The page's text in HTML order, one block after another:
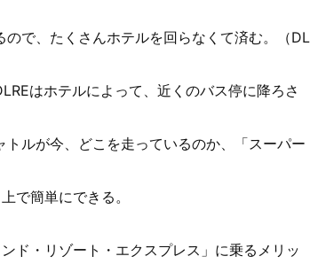
で、たくさんホテルを回らなくて済む。（DL
はホテルによって、近くのバス停に降ろさ
ルが今、どこを走っているのか、「スーパー
で簡単にできる。
ド・リゾート・エクスプレス」に乗るメリッ